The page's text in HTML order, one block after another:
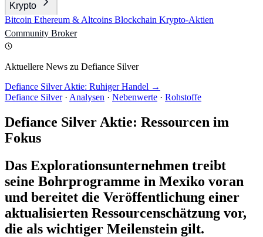
Krypto
Bitcoin Ethereum & Altcoins Blockchain Krypto-Aktien
Community Broker
Aktuellere News zu Defiance Silver
Defiance Silver Aktie: Ruhiger Handel →
Defiance Silver · Analysen · Nebenwerte · Rohstoffe
Defiance Silver Aktie: Ressourcen im
Fokus
Das Explorationsunternehmen treibt
seine Bohrprogramme in Mexiko voran
und bereitet die Veröffentlichung einer
aktualisierten Ressourcenschätzung vor,
die als wichtiger Meilenstein gilt.